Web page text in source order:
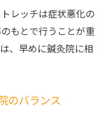
レッチは症状悪化の
もとで行うことが重
、早めに鍼灸院に相
のバランス